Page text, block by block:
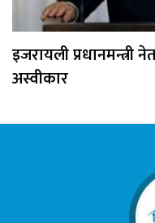
इजरायली प्रधानमन्त्री
अस्वीकार